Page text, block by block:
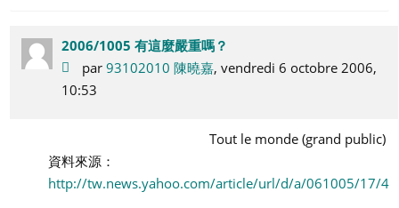
2006/1005 有這麼嚴重嗎？
par 93102010 陳曉嘉, vendredi 6 octobre 2006,
10:53
Tout le monde (grand public)
資料來源：
http://tw.news.yahoo.com/article/url/d/a/061005/17/